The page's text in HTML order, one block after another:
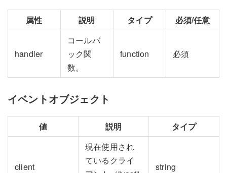
属性 説明 タイプ 必須/任意
handler
コールバ
ック関
数。
function 必須
イベントオブジェクト
値 説明 タイプ
client
現在使用され
ているクライ
string